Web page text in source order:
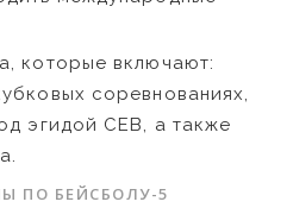
которые включают:
соревнованиях,
эгидой СЕВ, а также
ПО БЕЙСБОЛУ-5